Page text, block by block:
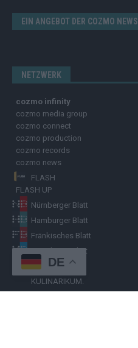
EIN ANGEBOT DER COZMO NEWS
NETZWERK
cozmo infinity
cozmo media group
cozmo connect
cozmo production
cozmo records
cozmo news
FLASH
FLASH UP
Nürnberger Blatt
Hamburger Blatt
Fränkisches Blatt
Münchener Blatt
Stuttgarter Blatt
KULINARIKUM.
DE